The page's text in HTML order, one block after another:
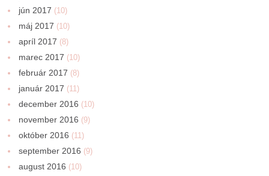
jún 2017 (10)
máj 2017 (10)
apríl 2017 (8)
marec 2017 (10)
február 2017 (8)
január 2017 (11)
december 2016 (10)
november 2016 (9)
október 2016 (11)
september 2016 (9)
august 2016 (10)